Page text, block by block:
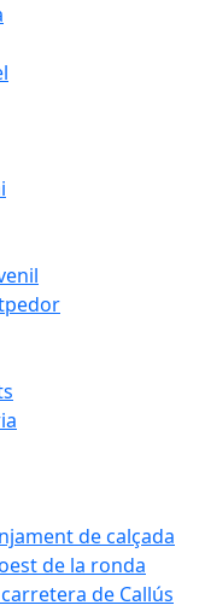
de calçada
de la ronda
de Callús